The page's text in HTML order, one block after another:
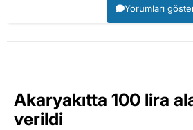
Yorumları
Akaryakıtta 100 lira
verildi